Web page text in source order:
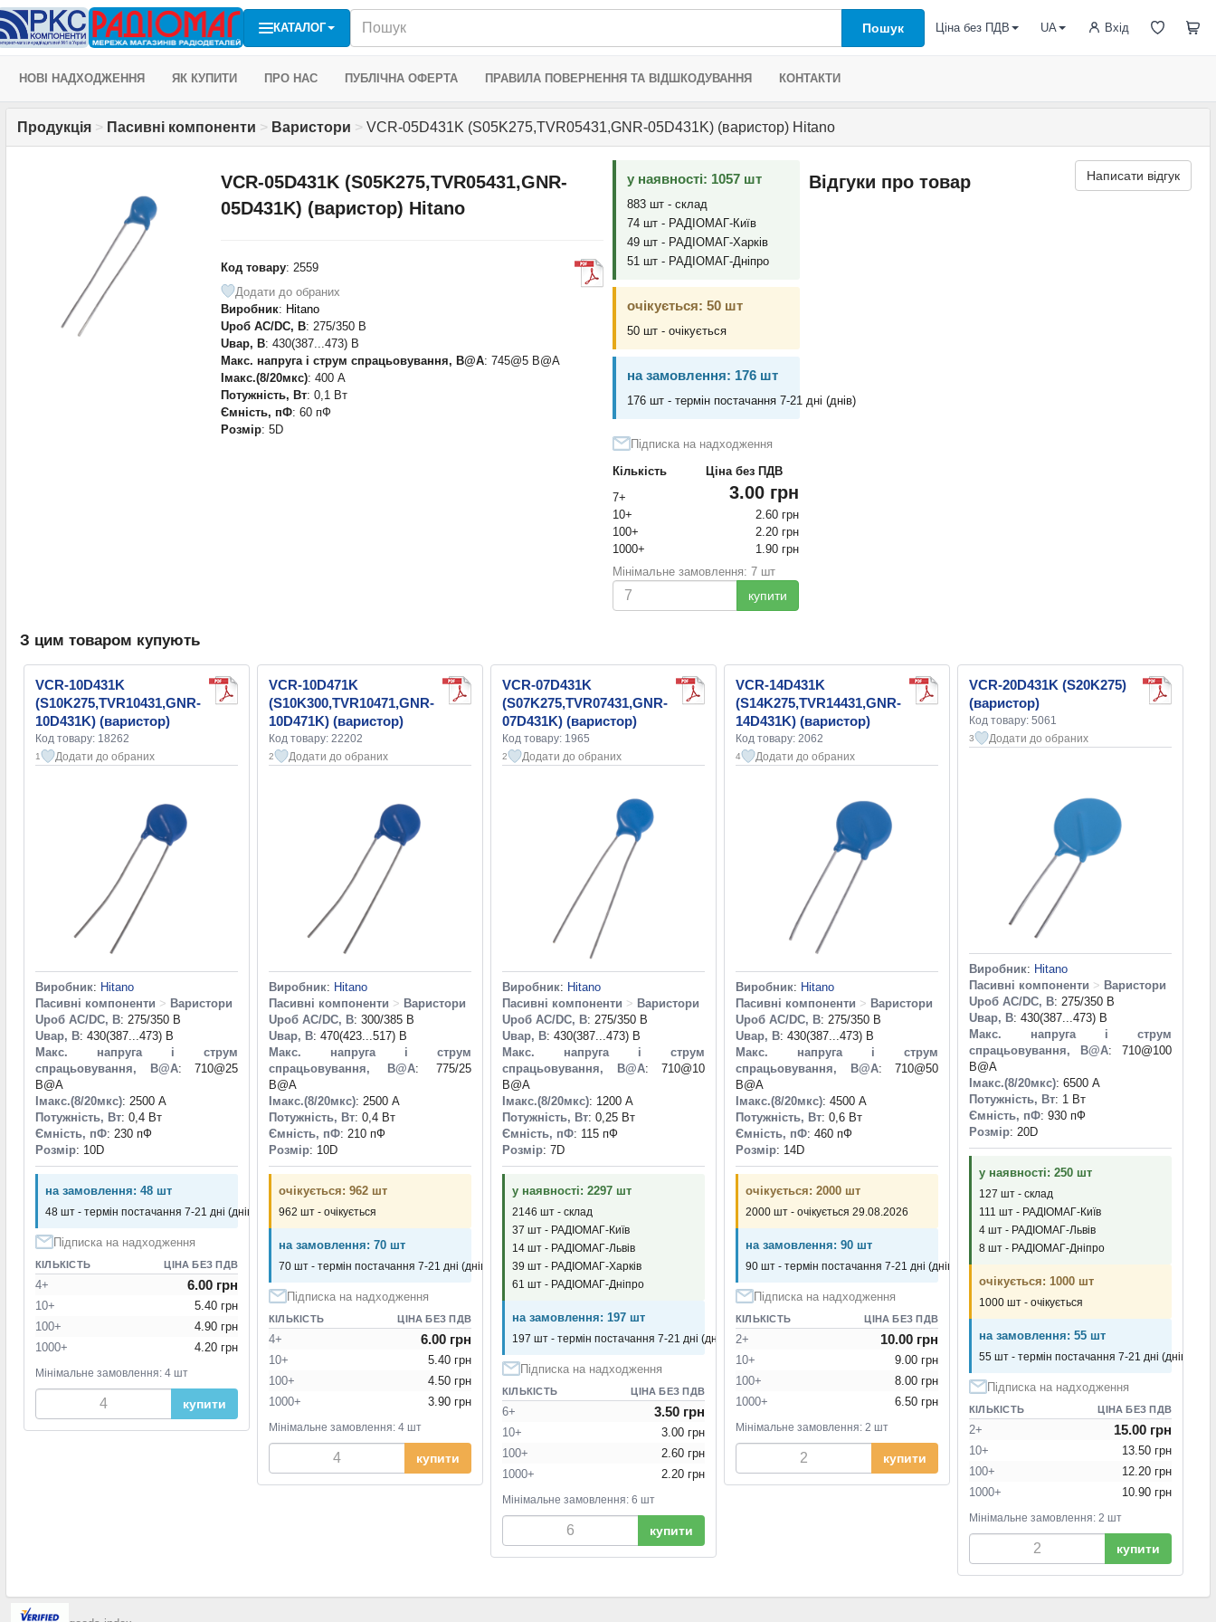
КАТАЛОГ Пошук Вхід
Ціна без ПДВ UA
НОВІ НАДХОДЖЕННЯ ЯК КУПИТИ ПРО НАС ПУБЛІЧНА ОФЕРТА ПРАВИЛА ПОВЕРНЕННЯ ТА ВІДШКОДУВАННЯ КОНТАКТИ
Продукція > Пасивні компоненти > Варистори > VCR-05D431K (S05K275,TVR05431,GNR-05D431K) (варистор) Hitano
VCR-05D431K (S05K275,TVR05431,GNR-
05D431K) (варистор) Hitano
Код товару: 2559
Додати до обраних
Виробник: Hitano
Uроб AC/DC, В: 275/350 В
Uвар, В: 430(387...473) В
Макс. напруга і струм спрацьовування, В@A: 745@5 B@A
Iмакс.(8/20мкс): 400 А
Потужність, Вт: 0,1 Вт
Ємність, пФ: 60 пФ
Розмір: 5D
у наявності: 1057 шт
883 шт - склад
74 шт - РАДІОМАГ-Київ
49 шт - РАДІОМАГ-Харків
51 шт - РАДІОМАГ-Дніпро
очікується: 50 шт
50 шт - очікується
на замовлення: 176 шт
176 шт - термін постачання 7-21 дні (днів)
Підписка на надходження
Кількість
Ціна без ПДВ
7+
3.00 грн
10+
2.60 грн
100+
2.20 грн
1000+
1.90 грн
Мінімальне замовлення: 7 шт
купити
Відгуки про товар Написати відгук
З цим товаром купують
VCR-10D431K
(S10K275,TVR10431,GNR-
10D431K) (варистор)
Код товару: 18262
1 Додати до обраних
Виробник: Hitano
Пасивні компоненти > Варистори
Uроб AC/DC, В: 275/350 В
Uвар, В: 430(387...473) В
Макс. напруга і струм
спрацьовування, В@A: 710@25
B@A
Iмакс.(8/20мкс): 2500 А
Потужність, Вт: 0,4 Вт
Ємність, пФ: 230 пФ
Розмір: 10D
на замовлення: 48 шт
48 шт - термін постачання 7-21 дні (днів)
Підписка на надходження
КІЛЬКІСТЬ ЦІНА БЕЗ ПДВ
4+ 6.00 грн
10+
5.40 грн
100+
4.90 грн
1000+
4.20 грн
Мінімальне замовлення: 4 шт
купити
VCR-10D471K
(S10K300,TVR10471,GNR-
10D471K) (варистор)
Код товару: 22202
2 Додати до обраних
Виробник: Hitano
Пасивні компоненти > Варистори
Uроб AC/DC, В: 300/385 В
Uвар, В: 470(423...517) В
Макс. напруга і струм
спрацьовування, В@A: 775/25
B@A
Iмакс.(8/20мкс): 2500 А
Потужність, Вт: 0,4 Вт
Ємність, пФ: 210 пФ
Розмір: 10D
очікується: 962 шт
962 шт - очікується
на замовлення: 70 шт
70 шт - термін постачання 7-21 дні (днів)
Підписка на надходження
КІЛЬКІСТЬ ЦІНА БЕЗ ПДВ
4+ 6.00 грн
10+
5.40 грн
100+
4.50 грн
1000+
3.90 грн
Мінімальне замовлення: 4 шт
купити
VCR-07D431K
(S07K275,TVR07431,GNR-
07D431K) (варистор)
Код товару: 1965
2 Додати до обраних
Виробник: Hitano
Пасивні компоненти > Варистори
Uроб AC/DC, В: 275/350 В
Uвар, В: 430(387...473) В
Макс. напруга і струм
спрацьовування, В@A: 710@10
B@A
Iмакс.(8/20мкс): 1200 А
Потужність, Вт: 0,25 Вт
Ємність, пФ: 115 пФ
Розмір: 7D
у наявності: 2297 шт
2146 шт - склад
37 шт - РАДІОМАГ-Київ
14 шт - РАДІОМАГ-Львів
39 шт - РАДІОМАГ-Харків
61 шт - РАДІОМАГ-Дніпро
на замовлення: 197 шт
197 шт - термін постачання 7-21 дні (днів)
Підписка на надходження
КІЛЬКІСТЬ ЦІНА БЕЗ ПДВ
6+ 3.50 грн
10+
3.00 грн
100+
2.60 грн
1000+
2.20 грн
Мінімальне замовлення: 6 шт
купити
VCR-14D431K
(S14K275,TVR14431,GNR-
14D431K) (варистор)
Код товару: 2062
4 Додати до обраних
Виробник: Hitano
Пасивні компоненти > Варистори
Uроб AC/DC, В: 275/350 В
Uвар, В: 430(387...473) В
Макс. напруга і струм
спрацьовування, В@A: 710@50
B@A
Iмакс.(8/20мкс): 4500 А
Потужність, Вт: 0,6 Вт
Ємність, пФ: 460 пФ
Розмір: 14D
очікується: 2000 шт
2000 шт - очікується 29.08.2026
на замовлення: 90 шт
90 шт - термін постачання 7-21 дні (днів)
Підписка на надходження
КІЛЬКІСТЬ ЦІНА БЕЗ ПДВ
2+ 10.00 грн
10+
9.00 грн
100+
8.00 грн
1000+
6.50 грн
Мінімальне замовлення: 2 шт
купити
VCR-20D431K (S20K275)
(варистор)
Код товару: 5061
3 Додати до обраних
Виробник: Hitano
Пасивні компоненти > Варистори
Uроб AC/DC, В: 275/350 В
Uвар, В: 430(387...473) В
Макс. напруга і струм
спрацьовування, В@A: 710@100
B@A
Iмакс.(8/20мкс): 6500 А
Потужність, Вт: 1 Вт
Ємність, пФ: 930 пФ
Розмір: 20D
у наявності: 250 шт
127 шт - склад
111 шт - РАДІОМАГ-Київ
4 шт - РАДІОМАГ-Львів
8 шт - РАДІОМАГ-Дніпро
очікується: 1000 шт
1000 шт - очікується
на замовлення: 55 шт
55 шт - термін постачання 7-21 дні (днів)
Підписка на надходження
КІЛЬКІСТЬ ЦІНА БЕЗ ПДВ
2+ 15.00 грн
10+
13.50 грн
100+
12.20 грн
1000+
10.90 грн
Мінімальне замовлення: 2 шт
купити